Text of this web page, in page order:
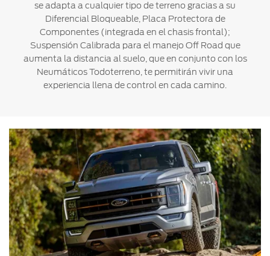
se adapta a cualquier tipo de terreno gracias a su
Diferencial Bloqueable, Placa Protectora de
Componentes (integrada en el chasis frontal);
Suspensión Calibrada para el manejo Off Road que
aumenta la distancia al suelo, que en conjunto con los
Neumáticos Todoterreno, te permitirán vivir una
experiencia llena de control en cada camino.